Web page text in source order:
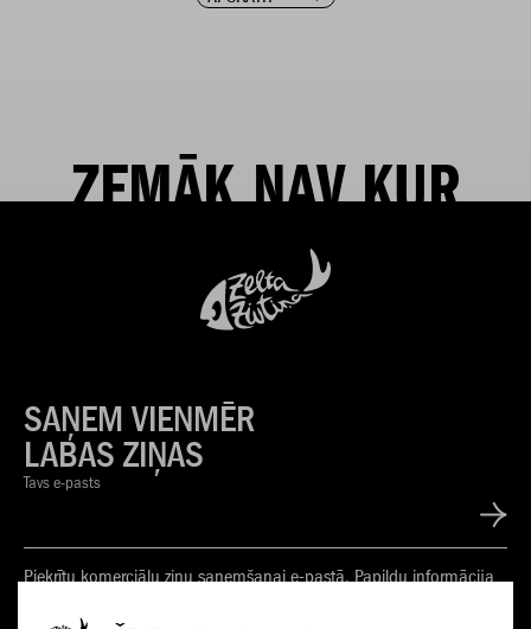
ZEMĀK NAV KUR
SAŅEM VIENMĒR
LABAS ZIŅAS
Tavs e-pasts
Piekrītu komerciālu ziņu saņemšanai e-pastā. Papildu informācija